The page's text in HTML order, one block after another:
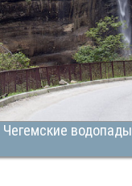
Чегемские водопады